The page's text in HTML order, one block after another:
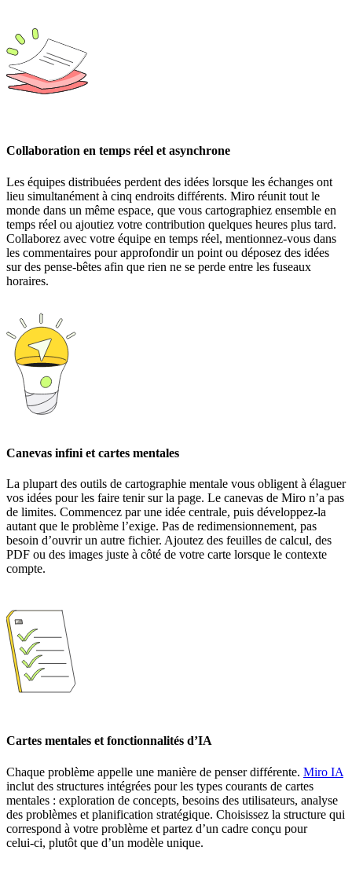
Collaboration en temps réel et asynchrone
Les équipes distribuées perdent des idées lorsque les échanges ont
lieu simultanément à cinq endroits différents. Miro réunit tout le
monde dans un même espace, que vous cartographiez ensemble en
temps réel ou ajoutiez votre contribution quelques heures plus tard.
Collaborez avec votre équipe en temps réel, mentionnez-vous dans
les commentaires pour approfondir un point ou déposez des idées
sur des pense-bêtes afin que rien ne se perde entre les fuseaux
horaires.
Canevas infini et cartes mentales
La plupart des outils de cartographie mentale vous obligent à élaguer
vos idées pour les faire tenir sur la page. Le canevas de Miro n’a pas
de limites. Commencez par une idée centrale, puis développez‑la
autant que le problème l’exige. Pas de redimensionnement, pas
besoin d’ouvrir un autre fichier. Ajoutez des feuilles de calcul, des
PDF ou des images juste à côté de votre carte lorsque le contexte
compte.
Cartes mentales et fonctionnalités d’IA
Chaque problème appelle une manière de penser différente. Miro IA
inclut des structures intégrées pour les types courants de cartes
mentales : exploration de concepts, besoins des utilisateurs, analyse
des problèmes et planification stratégique. Choisissez la structure qui
correspond à votre problème et partez d’un cadre conçu pour
celui‑ci, plutôt que d’un modèle unique.